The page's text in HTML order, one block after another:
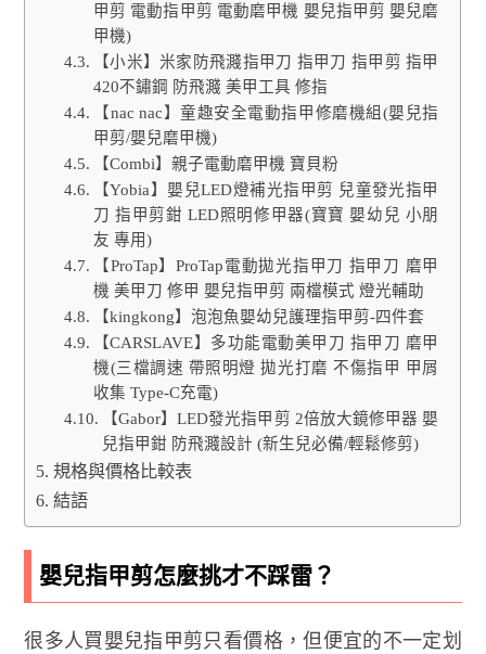
甲剪 電動指甲剪 電動磨甲機 嬰兒指甲剪 嬰兒磨
甲機)
【小米】米家防飛濺指甲刀 指甲刀 指甲剪 指甲
420不鏽鋼 防飛濺 美甲工具 修指
【nac nac】童趣安全電動指甲修磨機組(嬰兒指
甲剪/嬰兒磨甲機)
【Combi】親子電動磨甲機 寶貝粉
【Yobia】嬰兒LED燈補光指甲剪 兒童發光指甲
刀 指甲剪鉗 LED照明修甲器(寶寶 嬰幼兒 小朋
友 專用)
【ProTap】ProTap電動拋光指甲刀 指甲刀 磨甲
機 美甲刀 修甲 嬰兒指甲剪 兩檔模式 燈光輔助
【kingkong】泡泡魚嬰幼兒護理指甲剪-四件套
【CARSLAVE】多功能電動美甲刀 指甲刀 磨甲
機(三檔調速 帶照明燈 拋光打磨 不傷指甲 甲屑
收集 Type-C充電)
【Gabor】LED發光指甲剪 2倍放大鏡修甲器 嬰
兒指甲鉗 防飛濺設計 (新生兒必備/輕鬆修剪)
規格與價格比較表
結語
嬰兒指甲剪怎麼挑才不踩雷？
很多人買嬰兒指甲剪只看價格，但便宜的不一定划